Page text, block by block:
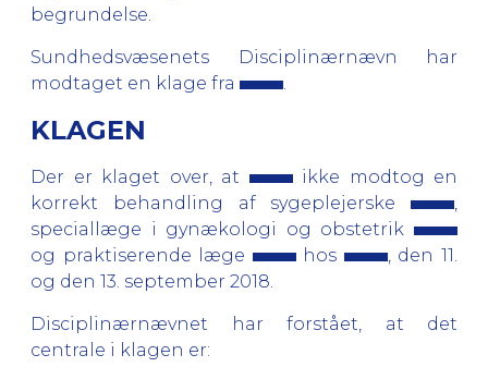
begrundelse.
Sundhedsvæsenets Disciplinærnævn har
modtaget en klage fra
KLAGEN
Der er klaget over, at
ikke modtog en
korrekt behandling af sygeplejerske
speciallæge i gynækologi og obstetrik
og praktiserende læge
hos
, den 11.
og den 13. september 2018.
Disciplinærnævnet har forstået, at det
centrale i klagen er: